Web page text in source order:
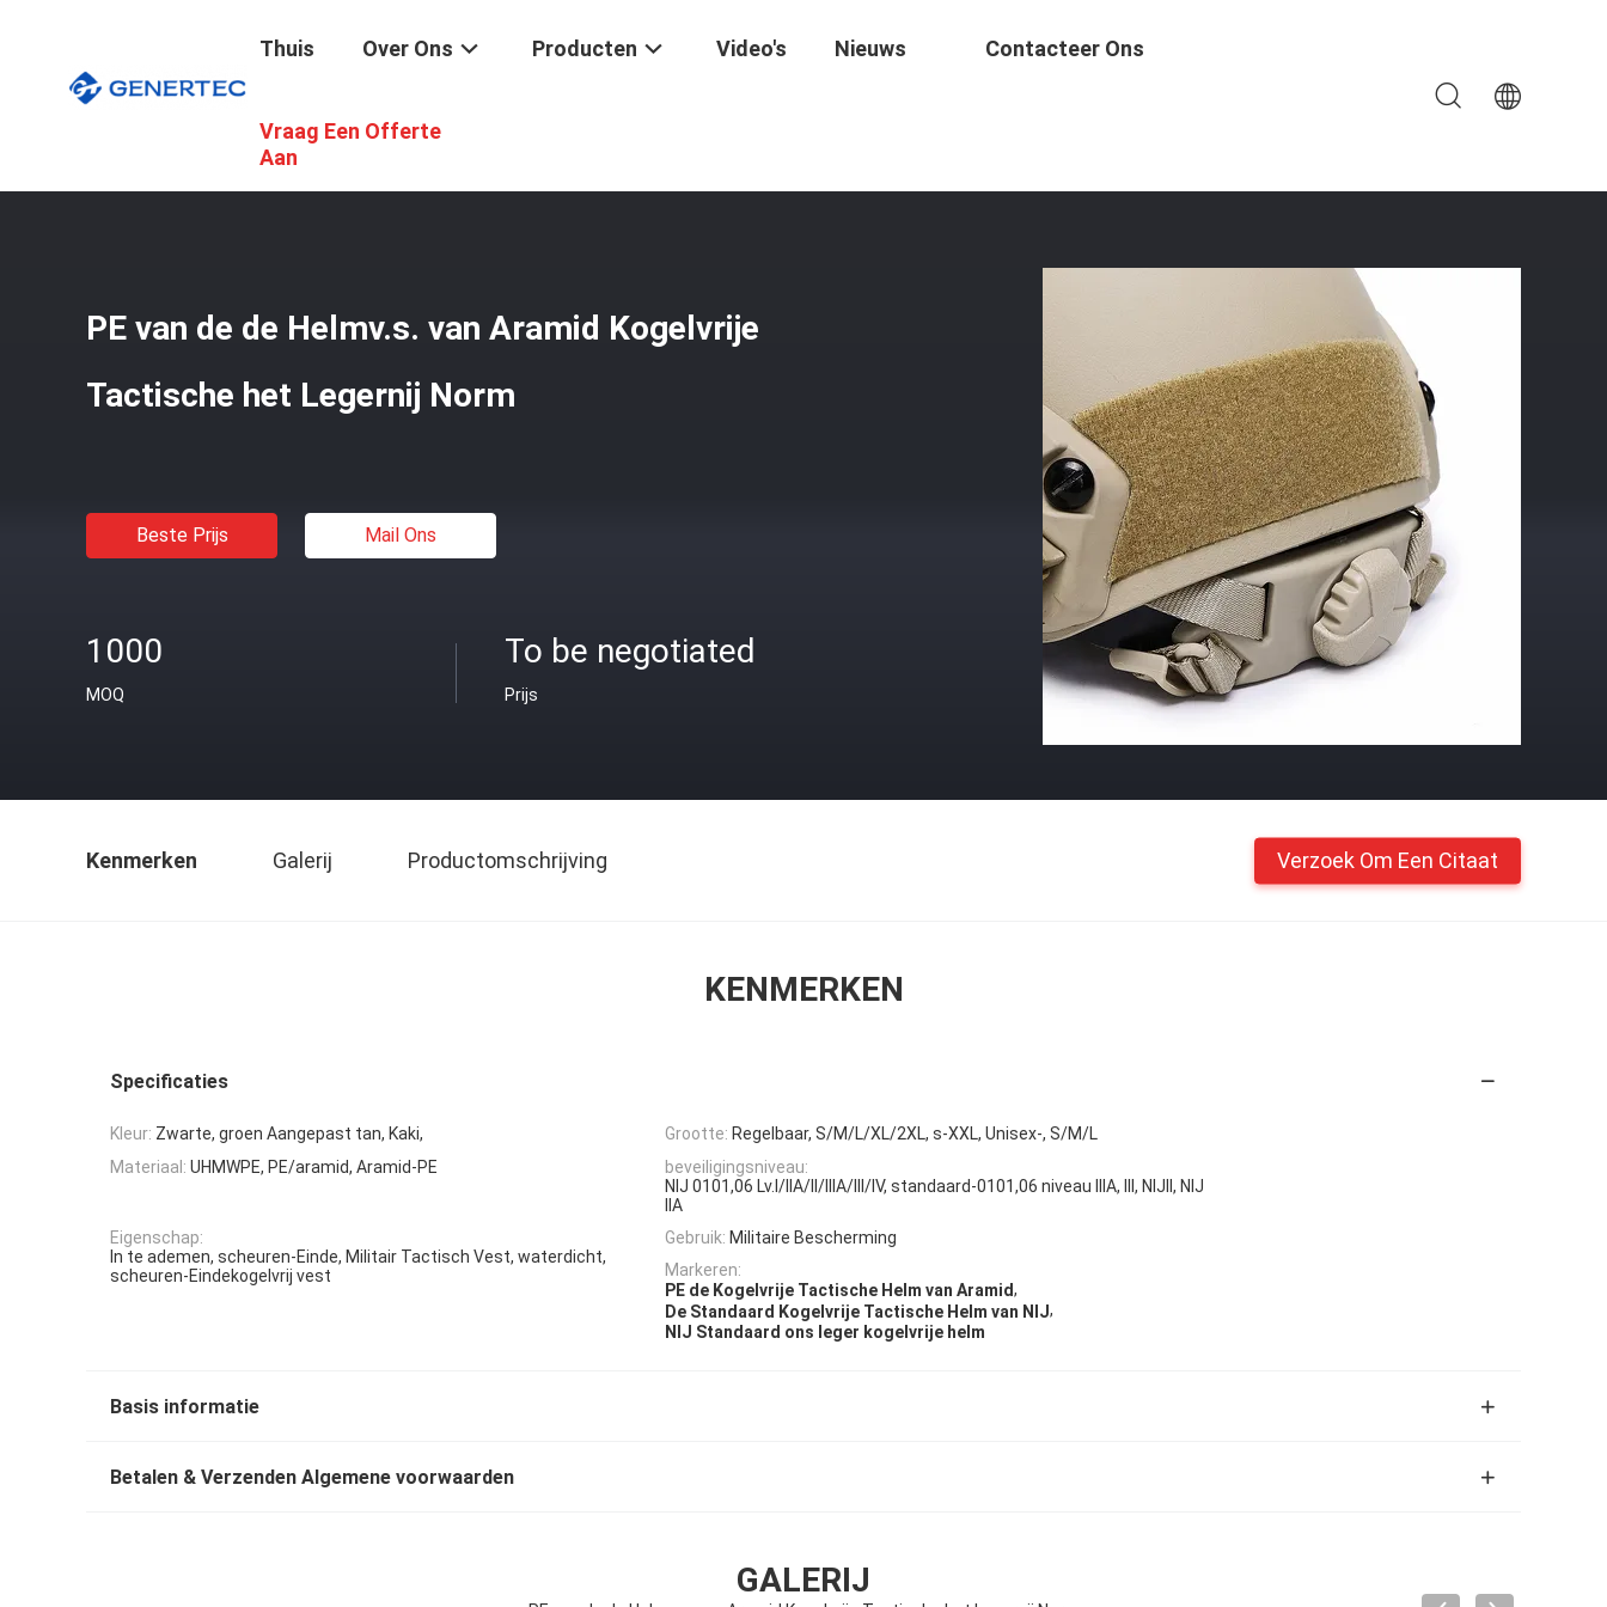
Thuis Over Ons Producten Video's Nieuws Contacteer Ons
Vraag Een Offerte
Aan
Tactische Ballistische Helm
PE van de de Helmv.s. van Aramid Kogelvrije
Tactische het Legernij Norm
Beste Prijs Mail Ons
1000
MOQ
To be negotiated
Prijs
Kenmerken Galerij Productomschrijving Verzoek Om Een Citaat
KENMERKEN
Specificaties
Kleur: Zwarte, groen Aangepast tan, Kaki, Grootte: Regelbaar, S/M/L/XL/2XL, s-XXL, Unisex-, S/M/L
Materiaal: UHMWPE, PE/aramid, Aramid-PE
beveiligingsniveau:
NIJ 0101,06 Lv.I/IIA/II/IIIA/III/IV, standaard-0101,06 niveau IIIA, III, NIJII, NIJ
IIA
Eigenschap:
In te ademen, scheuren-Einde, Militair Tactisch Vest, waterdicht,
scheuren-Eindekogelvrij vest
Gebruik: Militaire Bescherming
Markeren:
PE de Kogelvrije Tactische Helm van Aramid,
De Standaard Kogelvrije Tactische Helm van NIJ,
NIJ Standaard ons leger kogelvrije helm
Basis informatie
Betalen & Verzenden Algemene voorwaarden
GALERIJ